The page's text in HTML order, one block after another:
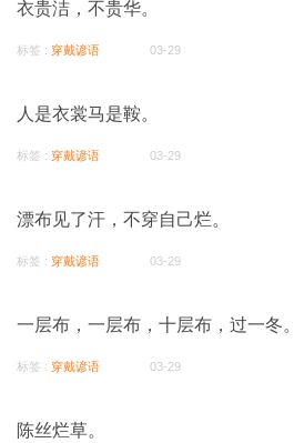
衣贵洁，不贵华。
标签 : 穿戴谚语 03-29
人是衣裳马是鞍。
标签 : 穿戴谚语 03-29
漂布见了汗，不穿自己烂。
标签 : 穿戴谚语 03-29
一层布，一层布，十层布，过一冬。
标签 : 穿戴谚语 03-29
陈丝烂草。